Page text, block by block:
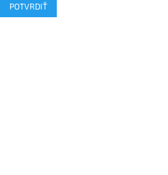
POTVRDIŤ